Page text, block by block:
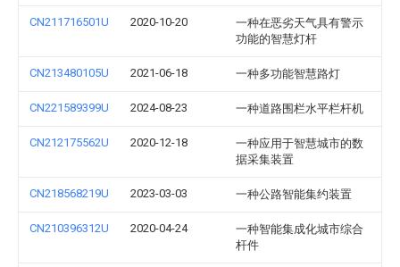
CN211716501U 2020-10-20
一种在恶劣天气具有警示
功能的智慧灯杆
CN213480105U 2021-06-18 一种多功能智慧路灯
CN221589399U 2024-08-23 一种道路围栏水平栏杆机
CN212175562U 2020-12-18
一种应用于智慧城市的数
据采集装置
CN218568219U 2023-03-03 一种公路智能集约装置
CN210396312U 2020-04-24
一种智能集成化城市综合
杆件